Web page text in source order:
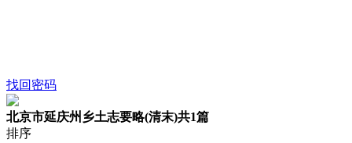
找回密码
北京市延庆州乡土志要略(清末)共1篇
排序